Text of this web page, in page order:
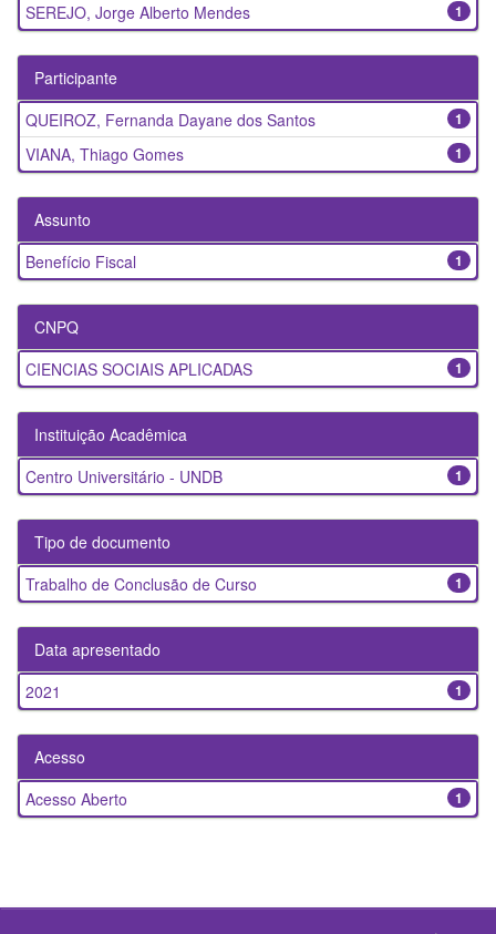
1
SEREJO, Jorge Alberto Mendes
Participante
1
QUEIROZ, Fernanda Dayane dos Santos
1
VIANA, Thiago Gomes
Assunto
1
Benefício Fiscal
CNPQ
1
CIENCIAS SOCIAIS APLICADAS
Instituição Acadêmica
1
Centro Universitário - UNDB
Tipo de documento
1
Trabalho de Conclusão de Curso
Data apresentado
1
2021
Acesso
1
Acesso Aberto